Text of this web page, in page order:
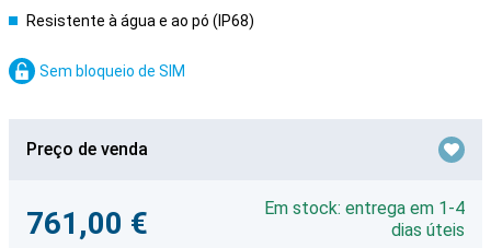
Resistente à água e ao pó (IP68)
Sem bloqueio de SIM
Preço de venda
761,00 €
Em stock: entrega em 1-4
dias úteis